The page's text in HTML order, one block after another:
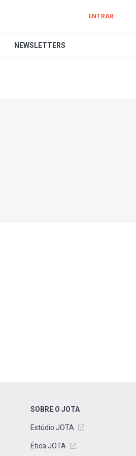
ENTRAR
NEWSLETTERS
SOBRE O JOTA
Estúdio JOTA
Ética JOTA